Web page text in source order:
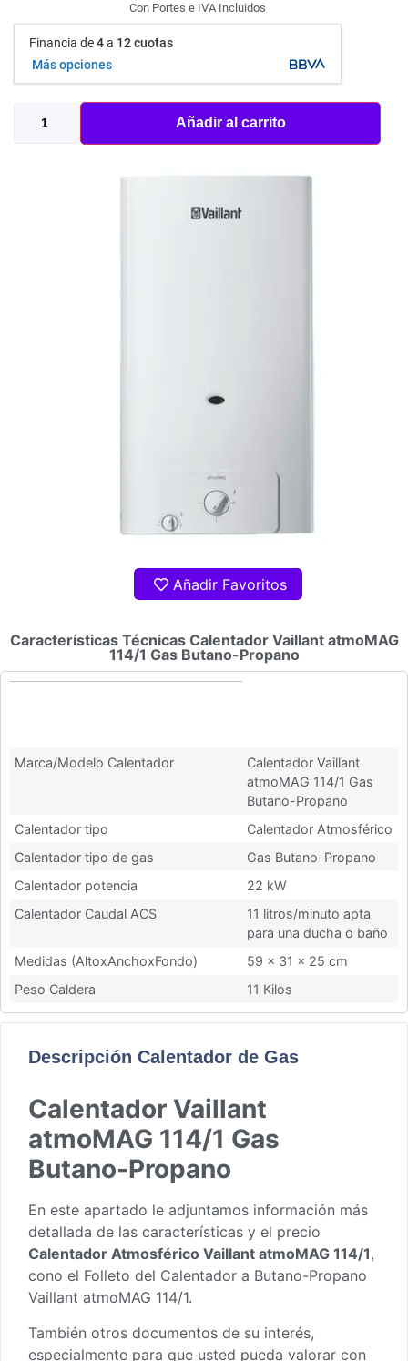
Con Portes e IVA Incluidos
Financia de4a 12 cuotas
Más opciones
Añadir al carrito
Añadir Favoritos
Características Técnicas Calentador Vaillant atmoMAG
114/1 Gas Butano-Propano
Marca/Modelo Calentador
Calentador Vaillant
atmoMAG 114/1 Gas
Butano-Propano
Calentador tipo
Calentador Atmosférico
Calentador tipo de gas
Gas Butano-Propano
Calentador potencia
22 kW
Calentador Caudal ACS
11 litros/minuto apta
para una ducha o baño
Medidas (AltoxAnchoxFondo)
59 x 31 x 25 cm
Peso Caldera
11 Kilos
Descripción Calentador de Gas
Calentador Vaillant
atmoMAG 114/1 Gas
Butano-Propano
En este apartado le adjuntamos información más
detallada de las características y el precio
Calentador Atmosférico Vaillant atmoMAG 114/1,
cono el Folleto del Calentador a Butano-Propano
Vaillant atmoMAG 114/1.
También otros documentos de su interés,
especialmente para que usted pueda valorar con